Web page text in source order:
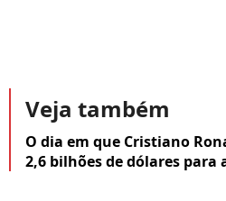
Veja também
O dia em que Cristiano
2,6 bilhões de dólares para